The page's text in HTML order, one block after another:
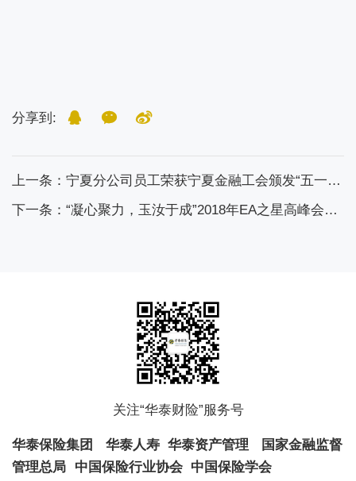
分享到:
上一条：宁夏分公司员工荣获宁夏金融工会颁发“五一”劳动奖章
下一条：“凝心聚力，玉汝于成”2018年EA之星高峰会盛大启幕！
关注“华泰财险”服务号
华泰保险集团 华泰人寿 华泰资产管理
国家金融监督
管理总局
中国保险行业协会 中国保险学会